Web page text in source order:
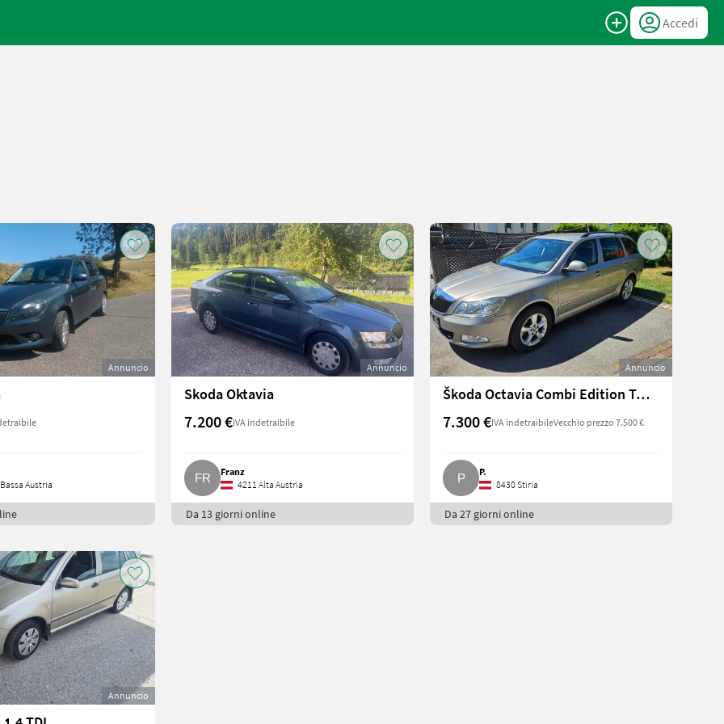
Accedi
Annuncio
Austria
Annuncio
Skoda Oktavia
7.200 €IVA indetraibile
Franz
4211 Alta Austria
Da 13 giorni online
Annuncio
Škoda Octavia Combi Edition Twenty, 105 PS Benzin, 2012
7.300 €IVA indetraibileVecchio prezzo 7.500 €
P.
8430 Stiria
Da 27 giorni online
Annuncio